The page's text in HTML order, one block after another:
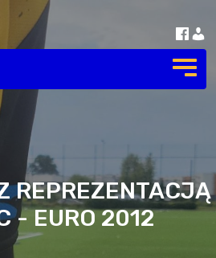
REPREZENTACJĄ
- EURO 2012